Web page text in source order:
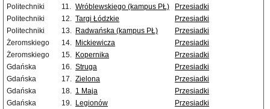
Politechniki
11. Wróblewskiego (kampus PŁ)
Przesiadki
Politechniki
12. Targi Łódzkie
Przesiadki
Politechniki
13. Radwańska (kampus PŁ)
Przesiadki
Żeromskiego
14. Mickiewicza
Przesiadki
Żeromskiego
15. Kopernika
Przesiadki
Gdańska
16. Struga
Przesiadki
Gdańska
17. Zielona
Przesiadki
Gdańska
18. 1 Maja
Przesiadki
Gdańska
19. Legionów
Przesiadki